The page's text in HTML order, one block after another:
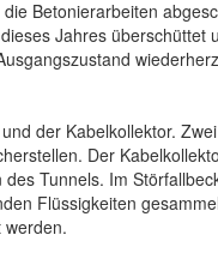
Betonierarbeiten
Jahres überschüttet
der Kabelkollektor.
Der
Tunnels. Im
Flüssigkeiten